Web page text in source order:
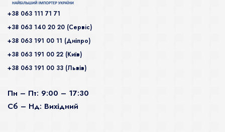
+38 063 111 71 71
+38 063 140 20 20 (Сервiс)
+38 063 191 00 11 (Дніпро)
+38 063 191 00 22 (Київ)
+38 063 191 00 33 (Львів)
Пн – Пт: 9:00 – 17:30
Сб – Нд: Вихідний